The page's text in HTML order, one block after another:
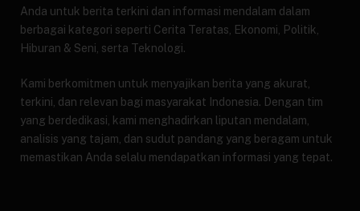
Anda untuk berita terkini dan informasi mendalam dalam
berbagai kategori seperti Cerita Teratas, Ekonomi, Politik,
Hiburan & Seni, serta Teknologi.
Kami berkomitmen untuk menyajikan berita yang akurat,
terkini, dan relevan bagi masyarakat Indonesia. Dengan tim
yang berdedikasi, kami menghadirkan liputan mendalam,
analisis yang tajam, dan sudut pandang yang beragam untuk
memastikan Anda selalu mendapatkan informasi yang tepat.